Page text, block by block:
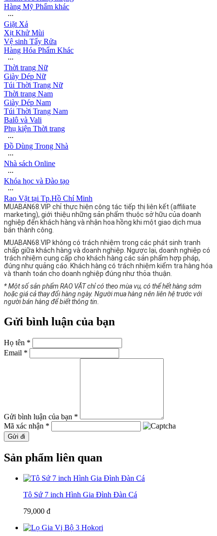
Hàng Mỹ Phẩm khác
∙∙∙
Giặt Xả
Xịt Khử Mùi
Vệ sinh Tẩy Rửa
Hàng Hóa Phẩm Khác
∙∙∙
Thời trang Nữ
Giày Dép Nữ
Túi Thời Trang Nữ
Thời trang Nam
Giày Dép Nam
Túi Thời Trang Nam
Balô và Vali
Phụ kiện Thời trang
∙∙∙
Đồ Dùng Trong Nhà
∙∙∙
Nhà sách Online
∙∙∙
Khóa học và Đào tạo
∙∙∙
Rao Vặt tại Tp.Hồ Chí Minh
MUABAN68.VIP chỉ thực hiện công tác tiếp thị liên kết (affiliate
marketing), giới thiệu những sản phẩm thuộc sở hữu của doanh
nghiệp đến khách hàng và nhận hoa hồng khi một giao dịch mua
bán thành công.
MUABAN68.VIP không có trách nhiệm trong các phát sinh tranh
chấp giữa khách hàng và doanh nghiệp. Ngược lại, doanh nghiệp có
trách nhiệm cung cấp cho khách hàng các sản phẩm hợp pháp,
đúng như quảng cáo. Khách hàng có trách nhiệm kiểm tra hàng hóa
và thanh toán cho doanh nghiệp đúng như thỏa thuận.
* Một số sản phẩm RAO VẶT chỉ có theo mùa vụ, có thể hết hàng sớm
hoặc giá cả thay đổi hàng ngày. Người mua hàng nên liên hệ trước với
người bán hàng để biết thông tin.
Gửi bình luận của bạn
Họ tên *
Email *
Gửi bình luận của bạn *
Mã xác nhận *
Gửi đi
Sản phẩm liên quan
Tô Sứ 7 inch Hình Gia Đình Đàn Cá
79,000 đ